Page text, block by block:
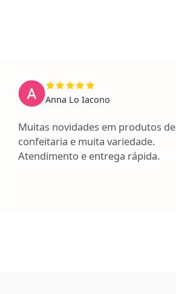
Anna Lo Iacono
Muitas novidades em produtos de
confeitaria e muita variedade.
Atendimento e entrega rápida.